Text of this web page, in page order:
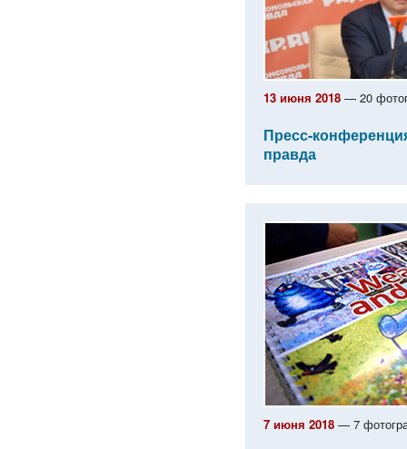
13 июня 2018 — 20
Пресс-
правда
7 июня 2018 — 7